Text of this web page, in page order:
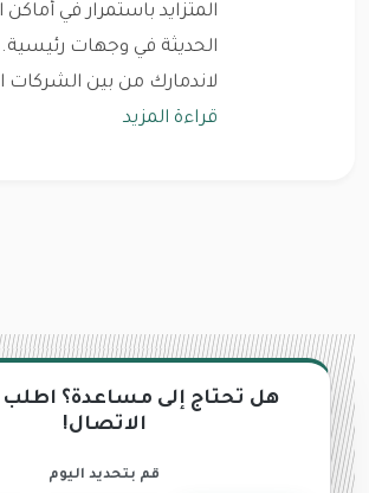
المتزايد باستمرار في
الحديثة في وجهات
لاندمارك من بين الشركات
قراءة المزيد
هل تحتاج إلى مساعدة؟ اطلب
الاتصال!
قم بتحديد اليوم